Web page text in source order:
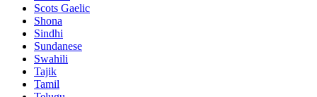
Scots Gaelic
Shona
Sindhi
Sundanese
Swahili
Tajik
Tamil